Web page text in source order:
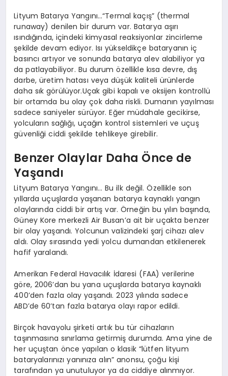
Lityum Batarya Yangını…“Termal kaçış” (thermal
runaway) denilen bir durum var. Batarya aşırı
ısındığında, içindeki kimyasal reaksiyonlar zincirleme
şekilde devam ediyor. Isı yükseldikçe bataryanın iç
basıncı artıyor ve sonunda batarya alev alabiliyor ya
da patlayabiliyor. Bu durum özellikle kısa devre, dış
darbe, üretim hatası veya düşük kaliteli ürünlerde
daha sık görülüyor.Uçak gibi kapalı ve oksijen kontrollü
bir ortamda bu olay çok daha riskli. Dumanın yayılması
sadece saniyeler sürüyor. Eğer müdahale gecikirse,
yolcuların sağlığı, uçağın kontrol sistemleri ve uçuş
güvenliği ciddi şekilde tehlikeye girebilir.
Benzer Olaylar Daha Önce de
Yaşandı
Lityum Batarya Yangını… Bu ilk değil. Özellikle son
yıllarda uçuşlarda yaşanan batarya kaynaklı yangın
olaylarında ciddi bir artış var. Örneğin bu yılın başında,
Güney Kore merkezli Air Busan’a ait bir uçakta benzer
bir olay yaşandı. Yolcunun valizindeki şarj cihazı alev
aldı. Olay sırasında yedi yolcu dumandan etkilenerek
hafif yaralandı.
Amerikan Federal Havacılık İdaresi (FAA) verilerine
göre, 2006’dan bu yana uçuşlarda batarya kaynaklı
400’den fazla olay yaşandı. 2023 yılında sadece
ABD’de 60’tan fazla batarya olayı rapor edildi.
Birçok havayolu şirketi artık bu tür cihazların
taşınmasına sınırlama getirmiş durumda. Ama yine de
her uçuştan önce yapılan o klasik “lütfen lityum
bataryalarınızı yanınıza alın” anonsu, çoğu kişi
tarafından ya unutuluyor ya da ciddiye alınmıyor.